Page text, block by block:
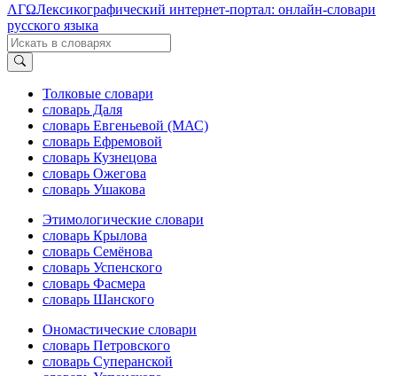
ΛΓΩЛексикографический интернет-портал: онлайн-словари
русского языка
Толковые словари
словарь Даля
словарь Евгеньевой (МАС)
словарь Ефремовой
словарь Кузнецова
словарь Ожегова
словарь Ушакова
Этимологические словари
словарь Крылова
словарь Семёнова
словарь Успенского
словарь Фасмера
словарь Шанского
Ономастические словари
словарь Петровского
словарь Суперанской